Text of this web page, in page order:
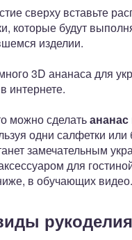
сверху вставьте
которые будут
изделии.
3D ананаса для
интернете.
можно сделатьананас
одни салфетки или
замечательным
для
в обучающих видео.
рукоделия